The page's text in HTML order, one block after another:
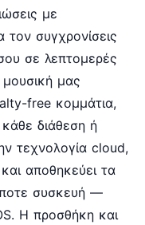
με
συγχρονίσεις
σε λεπτομερές
μας
free κομμάτια,
διάθεση ή
τεχνολογία cloud,
αποθηκεύει τα
συσκευή —
Η προσθήκη και